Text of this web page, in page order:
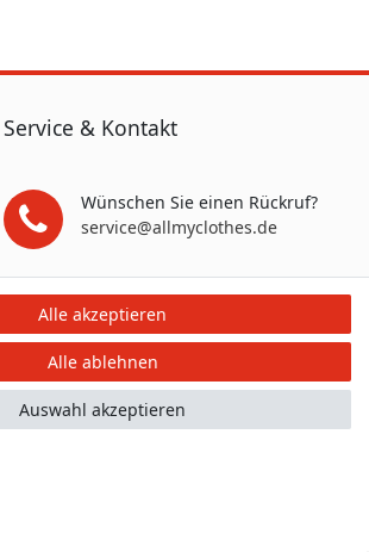
Service & Kontakt
Wünschen Sie einen Rückruf?
service@allmyclothes.de
Schreiben Sie uns:
service@allmyclothes.de
Alle akzeptieren
Alle ablehnen
Auswahl akzeptieren